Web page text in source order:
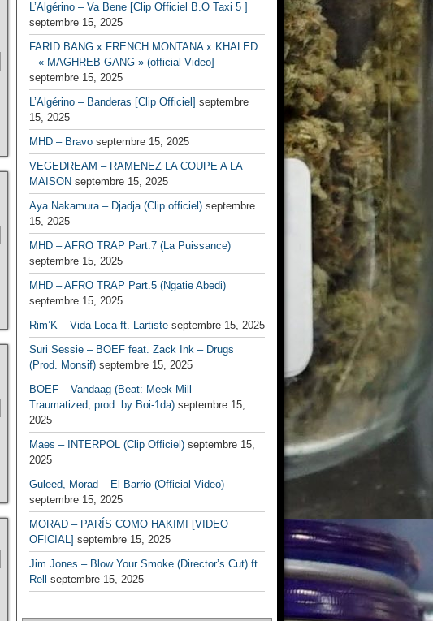
L’Algérino – Va Bene [Clip Officiel B.O Taxi 5 ]
septembre 15, 2025
FARID BANG x FRENCH MONTANA x KHALED
– « MAGHREB GANG » (official Video]
septembre 15, 2025
L’Algérino – Banderas [Clip Officiel] septembre
15, 2025
MHD – Bravo septembre 15, 2025
VEGEDREAM – RAMENEZ LA COUPE A LA
MAISON septembre 15, 2025
Aya Nakamura – Djadja (Clip officiel) septembre
15, 2025
MHD – AFRO TRAP Part.7 (La Puissance)
septembre 15, 2025
MHD – AFRO TRAP Part.5 (Ngatie Abedi)
septembre 15, 2025
Rim’K – Vida Loca ft. Lartiste septembre 15, 2025
Suri Sessie – BOEF feat. Zack Ink – Drugs
(Prod. Monsif) septembre 15, 2025
BOEF – Vandaag (Beat: Meek Mill –
Traumatized, prod. by Boi-1da) septembre 15,
2025
Maes – INTERPOL (Clip Officiel) septembre 15,
2025
Guleed, Morad – El Barrio (Official Video)
septembre 15, 2025
MORAD – PARÍS COMO HAKIMI [VIDEO
OFICIAL] septembre 15, 2025
Jim Jones – Blow Your Smoke (Director’s Cut) ft.
Rell
septembre 15, 2025